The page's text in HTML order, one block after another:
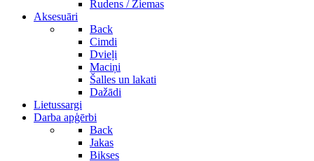
Rudens / Ziemas
Aksesuāri
Back
Cimdi
Dvieļi
Maciņi
Šalles un lakati
Dažādi
Lietussargi
Darba apģērbi
Back
Jakas
Bikses